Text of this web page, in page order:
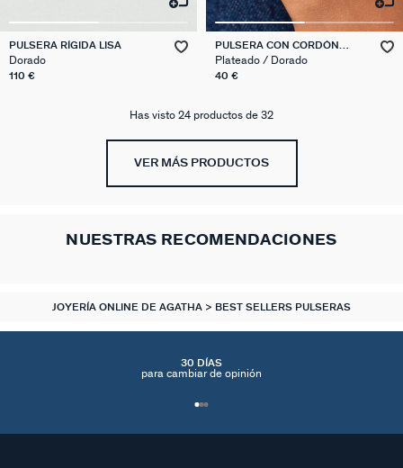
PULSERA RÍGIDA LISA
Dorado
110 €
PULSERA CON CORDÓN
MASCOTTE
Plateado / Dorado
40 €
Has visto 24 productos de 32
VER MÁS PRODUCTOS
NUESTRAS RECOMENDACIONES
JOYERÍA ONLINE DE AGATHA BEST SELLERS PULSERAS
30 DÍAS
para cambiar de opinión